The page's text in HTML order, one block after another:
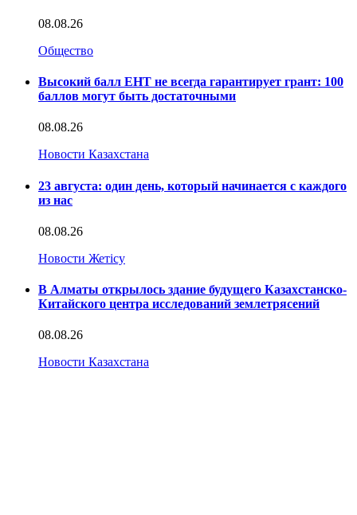
08.08.26
Общество
Высокий балл ЕНТ не всегда гарантирует грант: 100
баллов могут быть достаточными
08.08.26
Новости Казахстана
23 августа: один день, который начинается с каждого
из нас
08.08.26
Новости Жетісу
В Алматы открылось здание будущего Казахстанско-
Китайского центра исследований землетрясений
08.08.26
Новости Казахстана